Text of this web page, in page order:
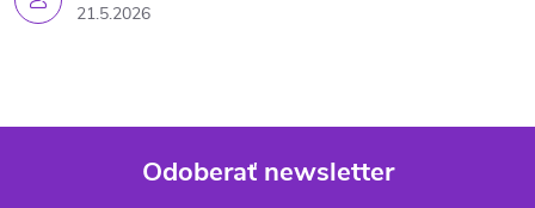
21.5.2026
Odoberať newsletter